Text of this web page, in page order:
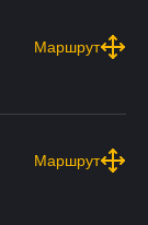
Маршрут
Маршрут